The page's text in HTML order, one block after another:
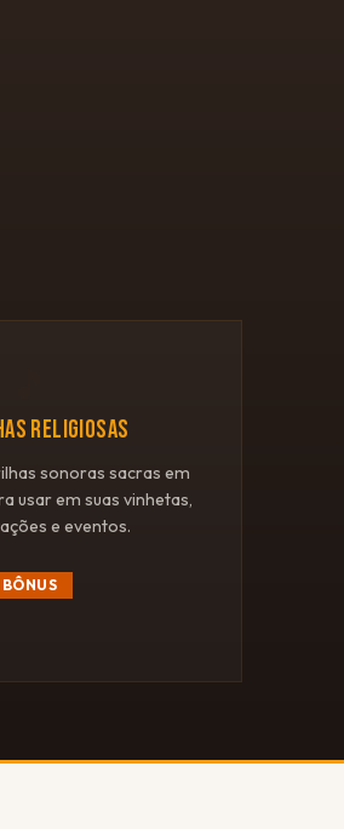
RELIGIOSAS
sonoras sacras em
usar em suas vinhetas,
e eventos.
BÔNUS